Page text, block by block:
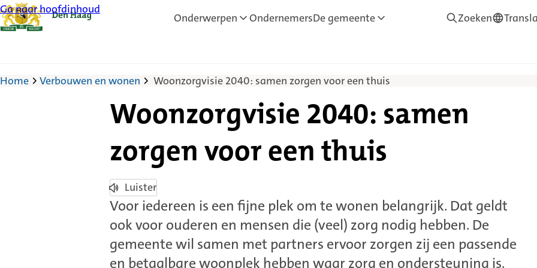
Ga naar hoofdinhoud
Onderwerpen OndernemersDe gemeente Zoeken—
Home Verbouwen en wonen Woonzorgvisie 2040: samen zorgen voor een thuis
Woonzorgvisie 2040: samen
zorgen voor een thuis
Luister
Voor iedereen is een fijne plek om te wonen belangrijk. Dat geldt
ook voor ouderen en mensen die (veel) zorg nodig hebben. De
gemeente wil samen met partners ervoor zorgen zij een passende
en betaalbare woonplek hebben waar zorg en ondersteuning is.